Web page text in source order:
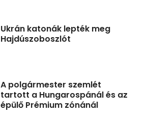
Ukrán katonák lepték meg
Hajdúszoboszlót
A polgármester szemlét
tartott a Hungarospánál és az
épülő Prémium zónánál